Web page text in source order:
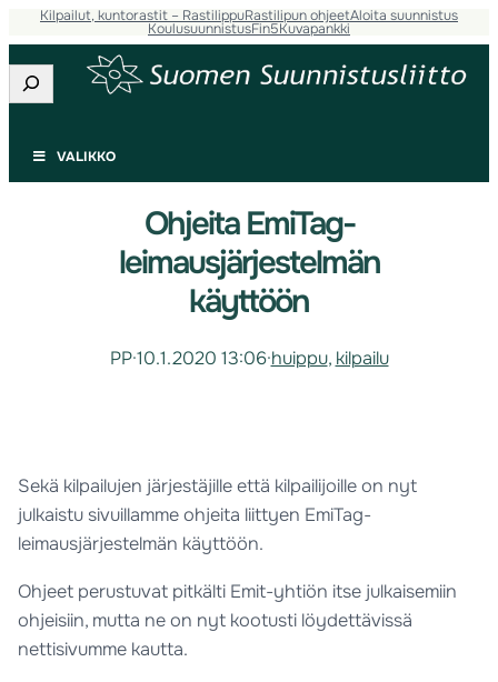
Kilpailut, kuntorastit – RastilippuRastilipun ohjeetAloita suunnistus
KoulusuunnistusFin5Kuvapankki
Etsi
VALIKKO
Ohjeita EmiTag-
leimausjärjestelmän
käyttöön
PP·10.1.2020 13:06·huippu, kilpailu
Sekä kilpailujen järjestäjille että kilpailijoille on nyt
julkaistu sivuillamme ohjeita liittyen EmiTag-
leimausjärjestelmän käyttöön.
Ohjeet perustuvat pitkälti Emit-yhtiön itse julkaisemiin
ohjeisiin, mutta ne on nyt kootusti löydettävissä
nettisivumme kautta.